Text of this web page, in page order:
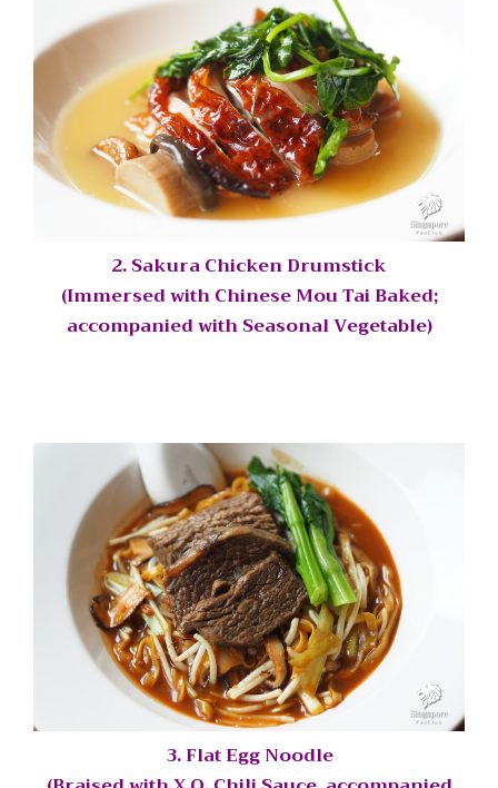
2. Sakura Chicken Drumstick
(Immersed with Chinese Mou Tai Baked;
accompanied with Seasonal Vegetable)
3. Flat Egg Noodle